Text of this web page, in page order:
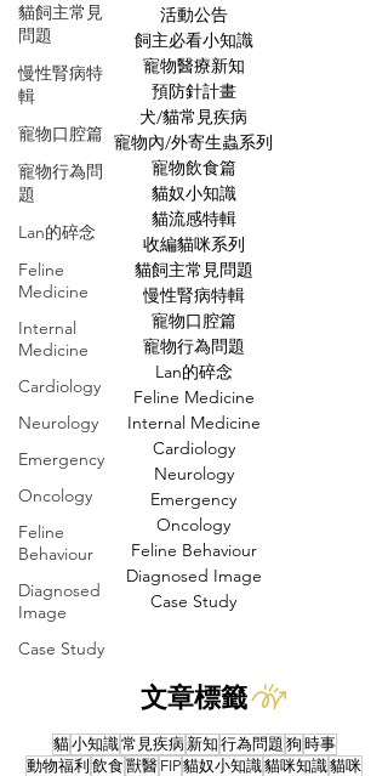
貓飼主常見
問題
慢性腎病特
輯
寵物口腔篇
寵物行為問
題
Lan的碎念
Feline
Medicine
Internal
Medicine
Cardiology
Neurology
Emergency
Oncology
Feline
Behaviour
Diagnosed
Image
Case Study
活動公告
飼主必看小知識
寵物醫療新知
預防針計畫
犬/貓常見疾病
寵物內/外寄生蟲系列
寵物飲食篇
貓奴小知識
貓流感特輯
收編貓咪系列
貓飼主常見問題
慢性腎病特輯
寵物口腔篇
寵物行為問題
Lan的碎念
Feline Medicine
Internal Medicine
Cardiology
Neurology
Emergency
Oncology
Feline Behaviour
Diagnosed Image
Case Study
文章標籤
貓小知識常見疾病 新知 行為問題 狗 時事
動物福利 飲食獸醫 FIP貓奴小知識貓咪知識貓咪